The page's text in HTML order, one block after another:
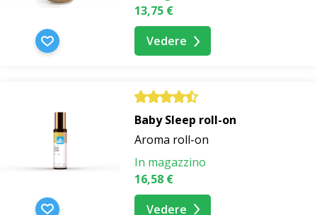
13,75 €
Vedere
Baby Sleep roll-on
Aroma roll-on
In magazzino
16,58 €
Vedere